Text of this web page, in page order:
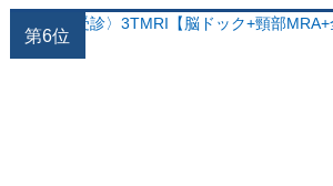
第6位